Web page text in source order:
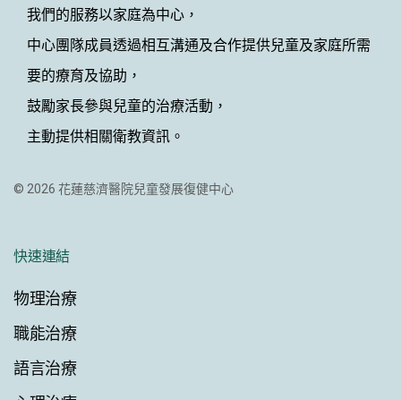
我們的服務以家庭為中心，
中心團隊成員透過相互溝通及合作提供兒童及家庭所需
要的療育及協助，
鼓勵家長參與兒童的治療活動，
主動提供相關衛教資訊。
© 2026 花蓮慈濟醫院兒童發展復健中心
快速連結
物理治療
職能治療
語言治療